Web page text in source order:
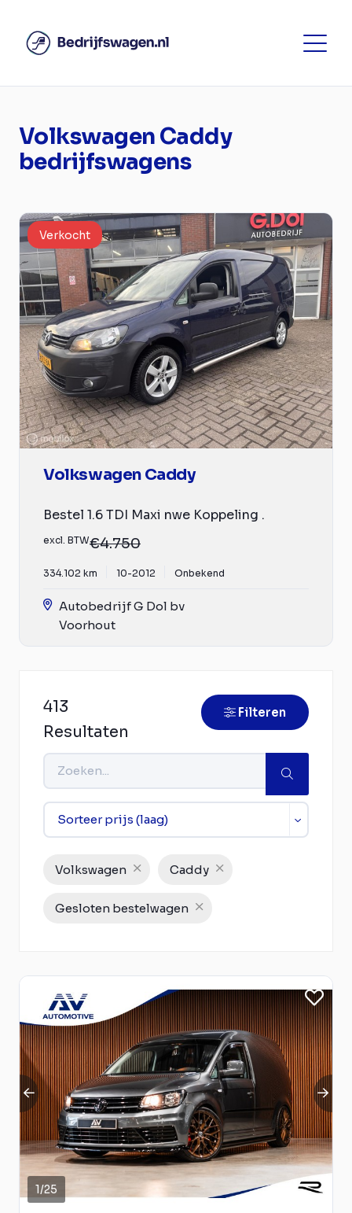
Volkswagen Caddy
bedrijfswagens
Verkocht
Volkswagen Caddy
Bestel 1.6 TDI Maxi nwe Koppeling .
excl. BTW€4.750
334.102 km 10-2012 Onbekend
Autobedrijf G Dol bv
Voorhout
413
Resultaten
Filteren
Volkswagen Caddy
Gesloten bestelwagen
1/25